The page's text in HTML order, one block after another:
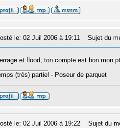
le: 02 Juil 2006 à 19:11 Sujet du
et flood, ton compte est bon mon
(très) partiel - Poseur de parquet
le: 02 Juil 2006 à 19:22 Sujet du